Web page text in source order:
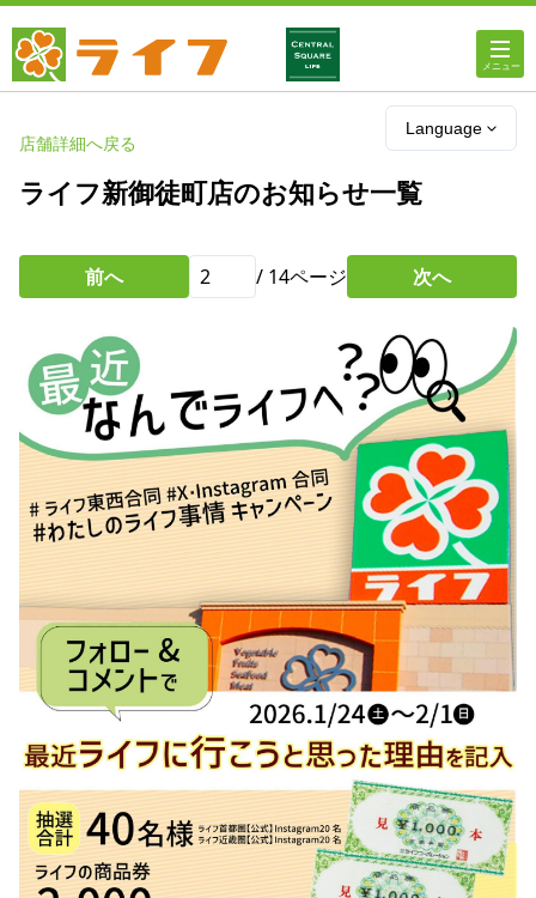
Language
店舗・チラシ情報
ライフのオンラインストア
企業情報
IR情報
採用情報
お問い合わせ
Contact us in English
店舗詳細へ戻る
ライフ新御徒町店のお知らせ一覧
前へ / 14ページ 次へ